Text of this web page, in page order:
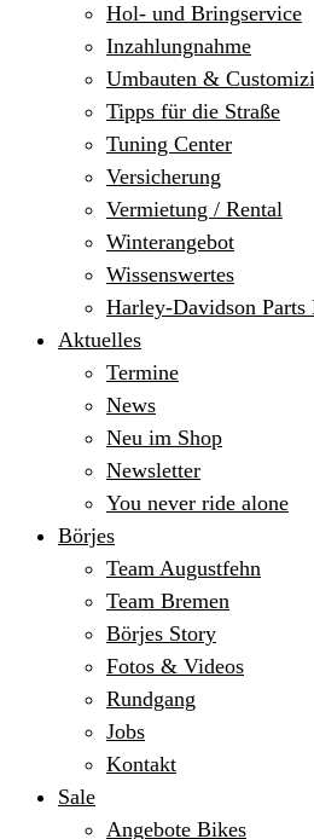
Hol- und Bringservice
Inzahlungnahme
Umbauten &
Tipps für die Straße
Tuning Center
Versicherung
Vermietung / Rental
Winterangebot
Wissenswertes
Harley-Davidson Parts
Aktuelles
Termine
News
Neu im Shop
Newsletter
You never ride alone
Börjes
Team Augustfehn
Team Bremen
Börjes Story
Fotos & Videos
Rundgang
Jobs
Kontakt
Sale
Angebote Bikes